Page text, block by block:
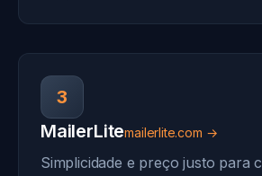
3
MailerLitemailerlite.com →
Simplicidade e preço justo para